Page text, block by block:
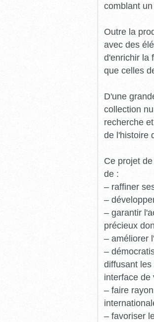
comblant
Outre la
avec des
d'enrichir la
que celles
D'une
collection
recherche
de l'histoire
Ce projet
de :
– raffiner
–
– garantir
précieux
– améliorer
–
diffusant
interface de
– faire
– favoriser